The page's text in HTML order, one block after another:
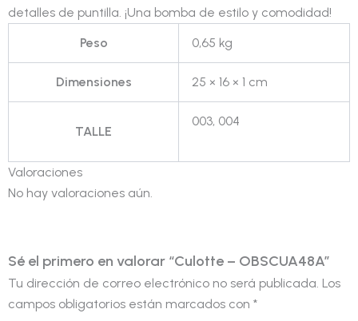
detalles de puntilla. ¡Una bomba de estilo y comodidad!
Peso
0,65 kg
Dimensiones 25 × 16 × 1 cm
TALLE
003, 004
Valoraciones
No hay valoraciones aún.
Sé el primero en valorar “Culotte – OBSCUA48A”
Tu dirección de correo electrónico no será publicada. Los
campos obligatorios están marcados con *